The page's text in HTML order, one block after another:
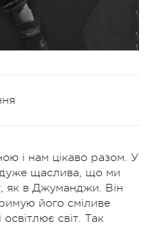
і нам цікаво разом. У
щаслива, що ми
як в Джуманджи. Він
його сміливе
світ. Так